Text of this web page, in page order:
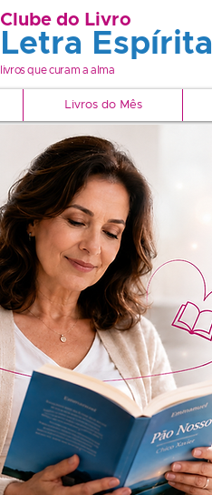
Letra Espírita
Clube do Livro
livros que curam a alma
Livros do Mês